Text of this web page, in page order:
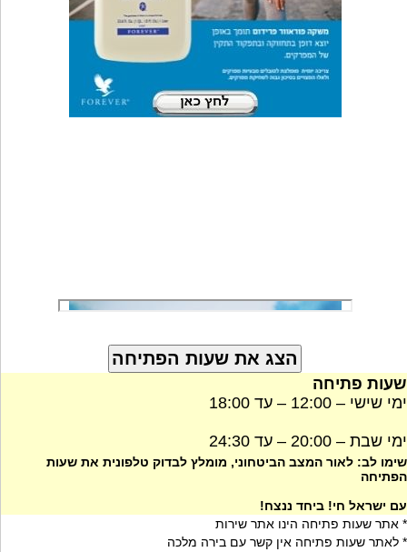
שעות פתיחה
ימי שישי – 12:00 – עד 18:00
ימי שבת – 20:00 – עד 24:30
שימו לב: לאור המצב הביטחוני, מומלץ לבדוק טלפונית את שעות
הפתיחה
עם ישראל חי! ביחד ננצח!
* אתר שעות פתיחה הינו אתר שירות
* לאתר שעות פתיחה אין קשר עם בירה מלכה